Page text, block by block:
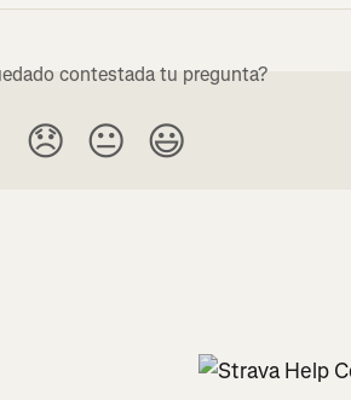
contestada tu pregunta?
😞 😐 😃